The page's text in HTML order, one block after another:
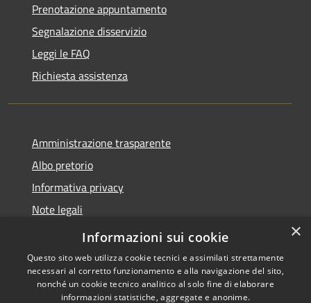
Prenotazione appuntamento
Segnalazione disservizio
Leggi le FAQ
Richiesta assistenza
Amministrazione trasparente
Albo pretorio
Informativa privacy
Note legali
Dichiarazione di accessibilità
×
Informazioni sui cookie
Questo sito web utilizza cookie tecnici e assimilati strettamente
necessari al corretto funzionamento e alla navigazione del sito,
nonché un cookie tecnico analitico al solo fine di elaborare
informazioni statistiche, aggregate e anonime.